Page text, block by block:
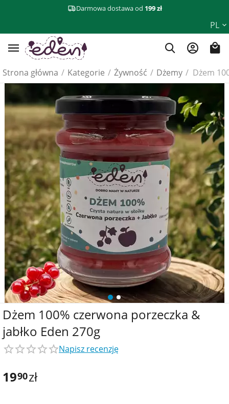
Darmowa dostawa od 199 zł
PL
Strona główna / Kategorie / Żywność / Dżemy / Dżem
Dżem 100% czerwona porzeczka &
jabłko Eden 270g
Napisz recenzję
1990zł